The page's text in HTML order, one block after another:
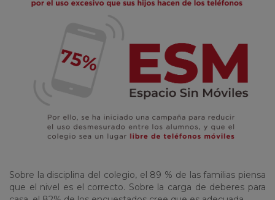
Sobre la disciplina del colegio, el 89 % de las familias piensa
que el nivel es el correcto. Sobre la carga de deberes para